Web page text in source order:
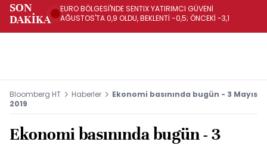
SON
DAKİKA
EURO BÖLGESİ'NDE SENTIX YATIRIMCI GÜVENİ
AĞUSTOS'TA 0,9 OLDU, BEKLENTİ -0,5; ÖNCEKİ -3,1
Bloomberg HT Haberler
Ekonomi basınında bugün - 3 Mayıs
2019
Ekonomi basınında bugün - 3